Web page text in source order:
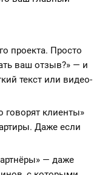
проекта. Просто
ваш отзыв?» — и
текст или видео-
говорят клиенты»
Даже если
— даже